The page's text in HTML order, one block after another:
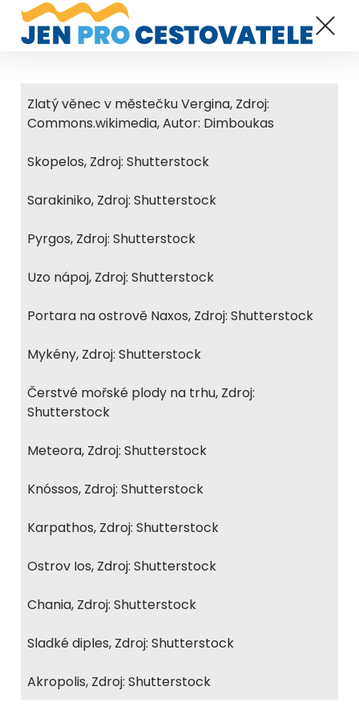
Zlatý věnec v městečku Vergina, Zdroj:
Commons.wikimedia, Autor: Dimboukas
Skopelos, Zdroj: Shutterstock
Sarakiniko, Zdroj: Shutterstock
Pyrgos, Zdroj: Shutterstock
Uzo nápoj, Zdroj: Shutterstock
Portara na ostrově Naxos, Zdroj: Shutterstock
Mykény, Zdroj: Shutterstock
Čerstvé mořské plody na trhu, Zdroj:
Shutterstock
Meteora, Zdroj: Shutterstock
Knóssos, Zdroj: Shutterstock
Karpathos, Zdroj: Shutterstock
Ostrov Ios, Zdroj: Shutterstock
Chania, Zdroj: Shutterstock
Sladké diples, Zdroj: Shutterstock
Akropolis, Zdroj: Shutterstock